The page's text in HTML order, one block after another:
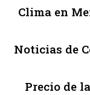
Clima en
Noticias de
Precio de